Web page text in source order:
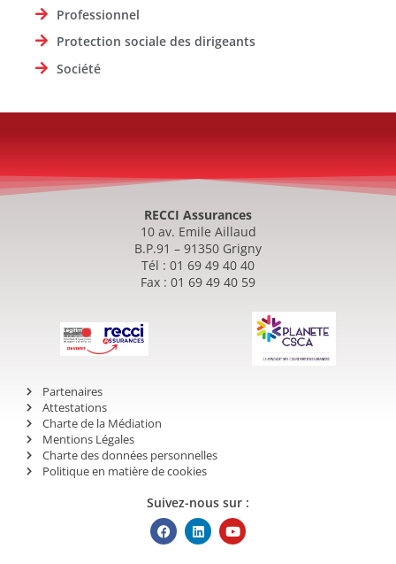
Professionnel
Protection sociale des dirigeants
Société
RECCI Assurances
10 av. Emile Aillaud
B.P.91 – 91350 Grigny
Tél : 01 69 49 40 40
Fax : 01 69 49 40 59
Partenaires
Attestations
Charte de la Médiation
Mentions Légales
Charte des données personnelles
Politique en matière de cookies
Suivez-nous sur :